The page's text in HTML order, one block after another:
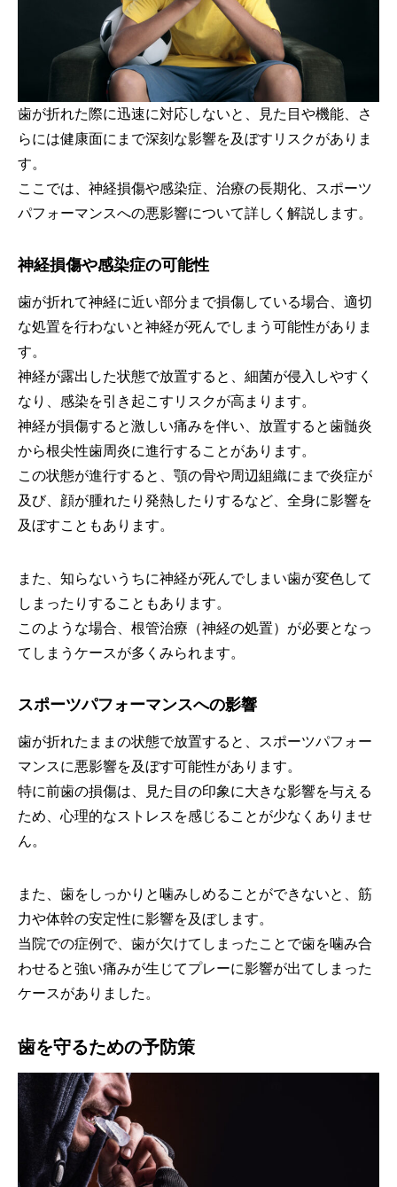
歯が折れた際に迅速に対応しないと、見た目や機能、さ
らには健康面にまで深刻な影響を及ぼすリスクがありま
す。
ここでは、神経損傷や感染症、治療の長期化、スポーツ
パフォーマンスへの悪影響について詳しく解説します。
神経損傷や感染症の可能性
歯が折れて神経に近い部分まで損傷している場合、適切
な処置を行わないと神経が死んでしまう可能性がありま
す。
神経が露出した状態で放置すると、細菌が侵入しやすく
なり、感染を引き起こすリスクが高まります。
神経が損傷すると激しい痛みを伴い、放置すると歯髄炎
から根尖性歯周炎に進行することがあります。
この状態が進行すると、顎の骨や周辺組織にまで炎症が
及び、顔が腫れたり発熱したりするなど、全身に影響を
及ぼすこともあります。
また、知らないうちに神経が死んでしまい歯が変色して
しまったりすることもあります。
このような場合、根管治療（神経の処置）が必要となっ
てしまうケースが多くみられます。
スポーツパフォーマンスへの影響
歯が折れたままの状態で放置すると、スポーツパフォー
マンスに悪影響を及ぼす可能性があります。
特に前歯の損傷は、見た目の印象に大きな影響を与える
ため、心理的なストレスを感じることが少なくありませ
ん。
また、歯をしっかりと噛みしめることができないと、筋
力や体幹の安定性に影響を及ぼします。
当院での症例で、歯が欠けてしまったことで歯を噛み合
わせると強い痛みが生じてプレーに影響が出てしまった
ケースがありました。
歯を守るための予防策